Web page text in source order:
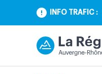
INFO TRAFIC :